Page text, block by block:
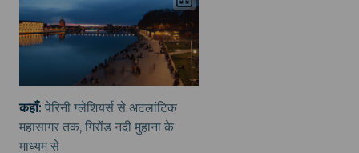
कहाँ: पेरिनी ग्लेशियर्स से अटलांटिक
महासागर तक, गिरोंड नदी मुहाना के
माध्यम से